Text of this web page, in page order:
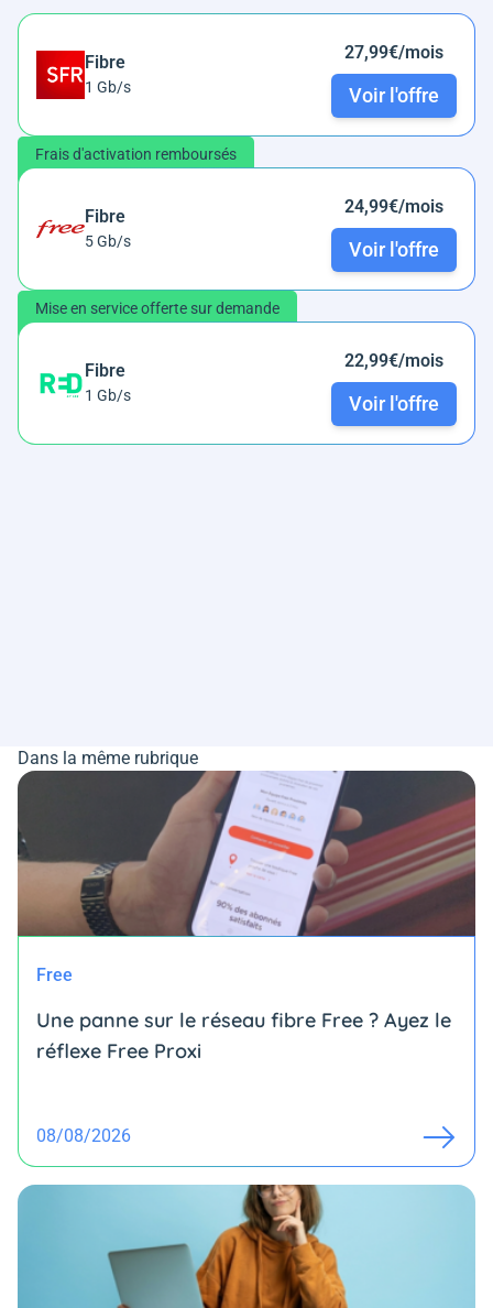
Fibre
1 Gb/s
27,99€/mois
Voir l'offre
Frais d'activation remboursés
Fibre
5 Gb/s
24,99€/mois
Voir l'offre
Mise en service offerte sur demande
Fibre
1 Gb/s
22,99€/mois
Voir l'offre
Dans la même rubrique
Free
Une panne sur le réseau fibre Free ? Ayez le
réflexe Free Proxi
08/08/2026